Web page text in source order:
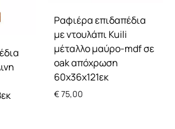
Ραφιέρα επιδαπέδια
με ντουλάπι Kuili
μέταλλο μαύρο-mdf σε
oak απόχρωση
60x36x121εκ
€75,00